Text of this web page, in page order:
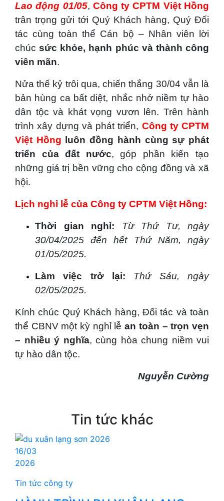
Lao động 01/05, Công ty CPTM Việt Hồng
trân trọng gửi tới Quý Khách hàng, Quý Đối
tác cùng toàn thể Cán bộ – Nhân viên lời
chúcsức khỏe, hạnh phúc và thành công
viên mãn.
Nửa thế kỷ trôi qua, chiến thắng 30/04 vẫn là
bản hùng ca bất diệt, nhắc nhớ niềm tự hào
dân tộc và khát vọng vươn lên. Trên hành
trình xây dựng và phát triển, Công ty CPTM
Việt Hồng luôn đồng hành cùng sự phát
triển của đất nước, góp phần kiến tạo
những giá trị bền vững cho cộng đồng và xã
hội.
Lịch nghỉ lễ của Công ty CPTM Việt Hồng:
Thời gian nghỉ:
Từ Thứ Tư, ngày
30/04/2025 đến hết Thứ Năm, ngày
01/05/2025.
Làm việc trở lại:
Thứ Sáu, ngày
02/05/2025.
Kính chúc Quý Khách hàng, Đối tác và toàn
thể CBNV một kỳ nghỉ lễan toàn – trọn vẹn
– nhiều ý nghĩa, cùng hòa chung niềm vui
tự hào dân tộc.
Nguyễn Cường
Tin tức khác
16/03
2026
Tin tức công ty